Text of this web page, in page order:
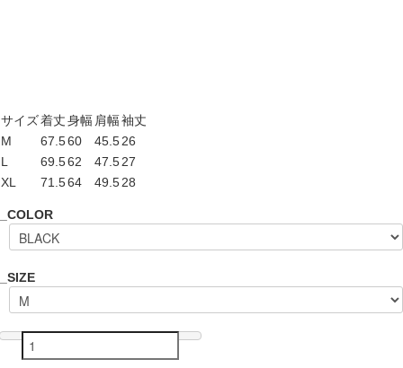
サイズ着丈身幅 肩幅袖丈
M
67.560 45.526
L
69.562 47.527
XL
71.564 49.528
_COLOR
_SIZE